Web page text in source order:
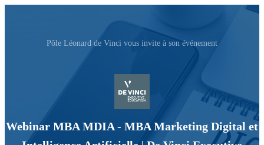
Pôle Léonard de Vinci vous invite à son événement
Webinar MBA MDIA - MBA Marketing Digital et